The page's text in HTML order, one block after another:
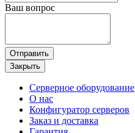
Ваш вопрос
Отправить
Закрыть
Серверное оборудование
О нас
Конфигуратор серверов
Заказ и доставка